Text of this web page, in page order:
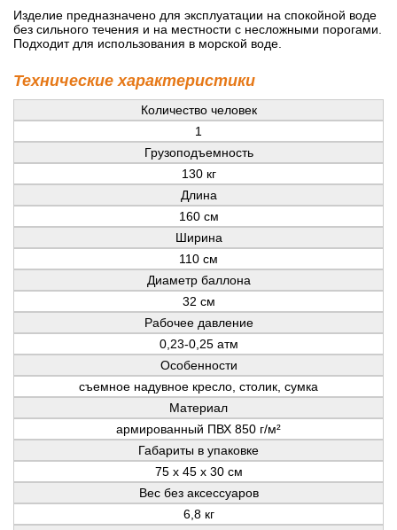
Изделие предназначено для эксплуатации на спокойной воде
без сильного течения и на местности с несложными порогами.
Подходит для использования в морской воде.
Технические характеристики
Количество человек
1
Грузоподъемность
130 кг
Длина
160 см
Ширина
110 см
Диаметр баллона
32 см
Рабочее давление
0,23-0,25 атм
Особенности
съемное надувное кресло, столик, сумка
Материал
армированный ПВХ 850 г/м²
Габариты в упаковке
75 х 45 х 30 см
Вес без аксессуаров
6,8 кг